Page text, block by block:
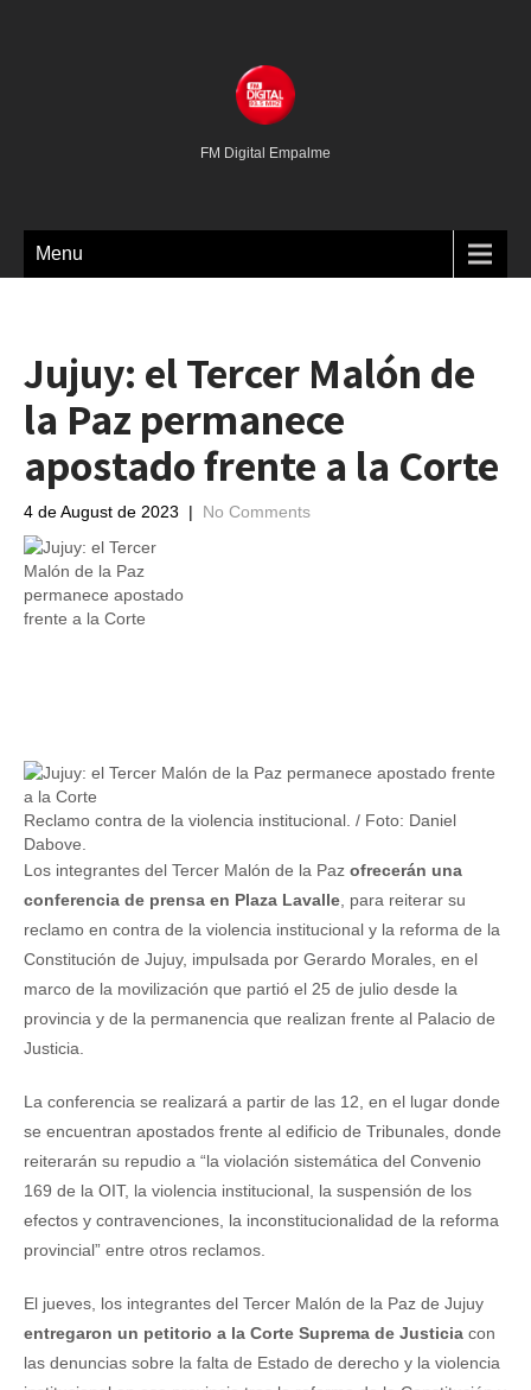
FM Digital Empalme
Menu
Jujuy: el Tercer Malón de
la Paz permanece
apostado frente a la Corte
4 de August de 2023 | No Comments
Reclamo contra de la violencia institucional. / Foto: Daniel
Dabove.
Los integrantes del Tercer Malón de la Paz ofrecerán una
conferencia de prensa en Plaza Lavalle , para reiterar su
reclamo en contra de la violencia institucional y la reforma de la
Constitución de Jujuy, impulsada por Gerardo Morales, en el
marco de la movilización que partió el 25 de julio desde la
provincia y de la permanencia que realizan frente al Palacio de
Justicia.
La conferencia se realizará a partir de las 12, en el lugar donde
se encuentran apostados frente al edificio de Tribunales, donde
reiterarán su repudio a “la violación sistemática del Convenio
169 de la OIT, la violencia institucional, la suspensión de los
efectos y contravenciones, la inconstitucionalidad de la reforma
provincial” entre otros reclamos.
El jueves, los integrantes del Tercer Malón de la Paz de Jujuy
entregaron un petitorio a la Corte Suprema de Justicia con
las denuncias sobre la falta de Estado de derecho y la violencia